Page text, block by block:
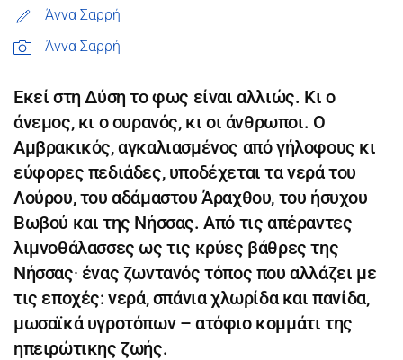
Άννα Σαρρή
Άννα Σαρρή
Εκεί στη Δύση το φως είναι αλλιώς. Κι ο
άνεμος, κι ο ουρανός, κι οι άνθρωποι. Ο
Αμβρακικός, αγκαλιασμένος από γήλοφους κι
εύφορες πεδιάδες, υποδέχεται τα νερά του
Λούρου, του αδάμαστου Άραχθου, του ήσυχου
Βωβού και της Νήσσας. Από τις απέραντες
λιμνοθάλασσες ως τις κρύες βάθρες της
Νήσσας∙ ένας ζωντανός τόπος που αλλάζει με
τις εποχές: νερά, σπάνια χλωρίδα και πανίδα,
μωσαϊκά υγροτόπων – ατόφιο κομμάτι της
ηπειρώτικης ζωής.